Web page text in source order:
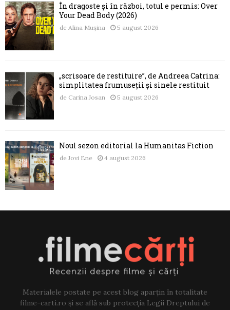
În dragoste și în război, totul e permis: Over
Your Dead Body (2026)
de Alina Mușina 5 august 2026
„scrisoare de restituire”, de Andreea Catrina:
simplitatea frumuseții și sinele restituit
de Carina Josan 5 august 2026
Noul sezon editorial la Humanitas Fiction
de Jovi Ene 4 august 2026
Materialele postate pe acest blog aparțin în totalitate
filme-carti.ro și se află sub protecția Legii Dreptului de